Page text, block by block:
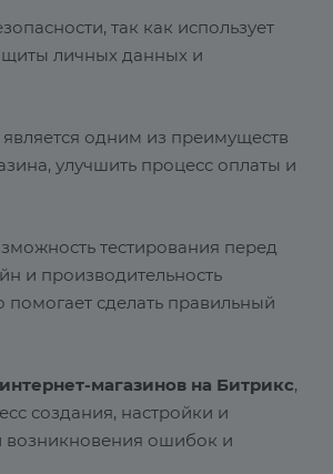
так как использует
личных данных и
одним из преимуществ
улучшить процесс оплаты и
тестирования перед
и производительность
сделать правильный
магазинов на Битрикс,
создания, настройки и
возникновения ошибок и